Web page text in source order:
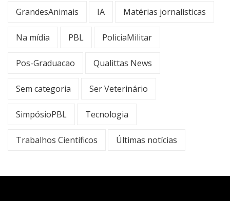
GrandesAnimais IA Matérias jornalísticas
Na mídia PBL PoliciaMilitar
Pos-Graduacao Qualittas News
Sem categoria Ser Veterinário
SimpósioPBL Tecnologia
Trabalhos Científicos Últimas notícias